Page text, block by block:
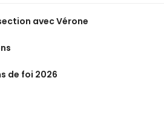
avec Vérone
de foi 2026